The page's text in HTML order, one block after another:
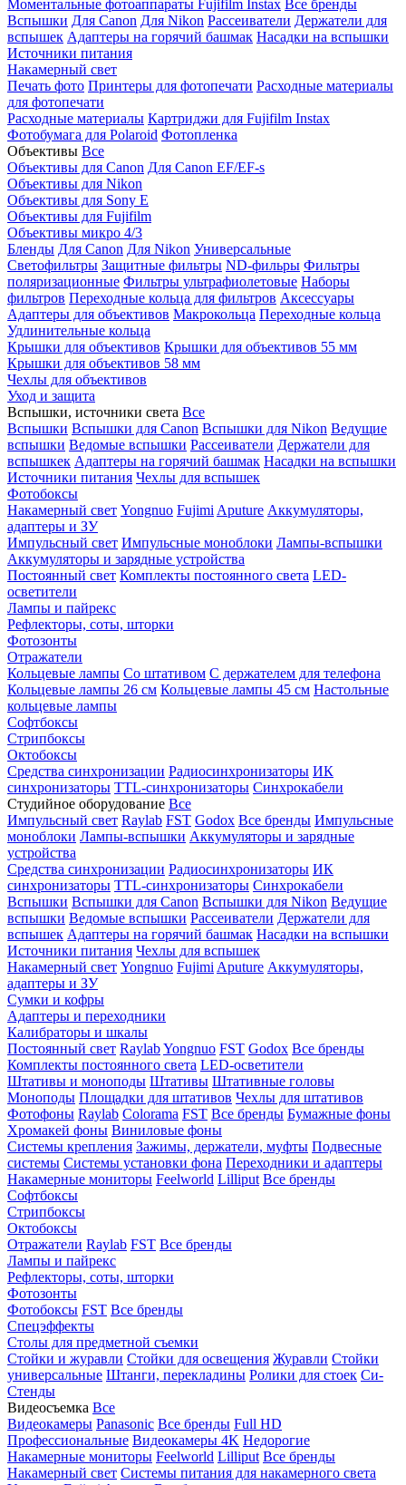
Моментальные фотоаппараты Fujifilm Instax Все бренды
Вспышки Для Canon Для Nikon Рассеиватели Держатели для
вспышек Адаптеры на горячий башмак Насадки на вспышки
Источники питания
Накамерный свет
Печать фото Принтеры для фотопечати Расходные материалы
для фотопечати
Расходные материалы Картриджи для Fujifilm Instax
Фотобумага для Polaroid Фотопленка
Объективы Все
Объективы для Canon Для Canon EF/EF-s
Объективы для Nikon
Объективы для Sony E
Объективы для Fujifilm
Объективы микро 4/3
Бленды Для Canon Для Nikon Универсальные
Светофильтры Защитные фильтры ND-фильры Фильтры
поляризационные Фильтры ультрафиолетовые Наборы
фильтров Переходные кольца для фильтров Аксессуары
Адаптеры для объективов Макрокольца Переходные кольца
Удлинительные кольца
Крышки для объективов Крышки для объективов 55 мм
Крышки для объективов 58 мм
Чехлы для объективов
Уход и защита
Вспышки, источники света Все
Вспышки Вспышки для Canon Вспышки для Nikon Ведущие
вспышки Ведомые вспышки Рассеиватели Держатели для
вспышкек Адаптеры на горячий башмак Насадки на вспышки
Источники питания Чехлы для вспышек
Фотобоксы
Накамерный свет Yongnuo Fujimi Aputure Аккумуляторы,
адаптеры и ЗУ
Импульсный свет Импульсные моноблоки Лампы-вспышки
Аккумуляторы и зарядные устройства
Постоянный свет Комплекты постоянного света LED-
осветители
Лампы и пайрекс
Рефлекторы, соты, шторки
Фотозонты
Отражатели
Кольцевые лампы Со штативом С держателем для телефона
Кольцевые лампы 26 см Кольцевые лампы 45 см Настольные
кольцевые лампы
Софтбоксы
Стрипбоксы
Октобоксы
Средства синхронизации Радиосинхронизаторы ИК
синхронизаторы TTL-синхронизаторы Синхрокабели
Студийное оборудование Все
Импульсный свет Raylab FST Godox Все бренды Импульсные
моноблоки Лампы-вспышки Аккумуляторы и зарядные
устройства
Средства синхронизации Радиосинхронизаторы ИК
синхронизаторы TTL-синхронизаторы Синхрокабели
Вспышки Вспышки для Canon Вспышки для Nikon Ведущие
вспышки Ведомые вспышки Рассеиватели Держатели для
вспышек Адаптеры на горячий башмак Насадки на вспышки
Источники питания Чехлы для вспышек
Накамерный свет Yongnuo Fujimi Aputure Аккумуляторы,
адаптеры и ЗУ
Сумки и кофры
Адаптеры и переходники
Калибраторы и шкалы
Постоянный свет RaylabYongnuo FST Godox Все бренды
Комплекты постоянного света LED-осветители
Штативы и моноподы Штативы Штативные головы
Моноподы Площадки для штативов Чехлы для штативов
Фотофоны Raylab Colorama FST Все бренды Бумажные фоны
Хромакей фоны Виниловые фоны
Системы крепления Зажимы, держатели, муфты Подвесные
системы Системы установки фона Переходники и адаптеры
Накамерные мониторы Feelworld Lilliput Все бренды
Софтбоксы
Стрипбоксы
Октобоксы
Отражатели Raylab FST Все бренды
Лампы и пайрекс
Рефлекторы, соты, шторки
Фотозонты
Фотобоксы FST Все бренды
Спецэффекты
Столы для предметной съемки
Стойки и журавли Стойки для освещения Журавли Стойки
универсальные Штанги, перекладины Ролики для стоек Си-
Стенды
Видеосъемка Все
Видеокамеры Panasonic Все бренды Full HD
Профессиональные Видеокамеры 4K Недорогие
Накамерные мониторы Feelworld Lilliput Все бренды
Накамерный свет Системы питания для накамерного света